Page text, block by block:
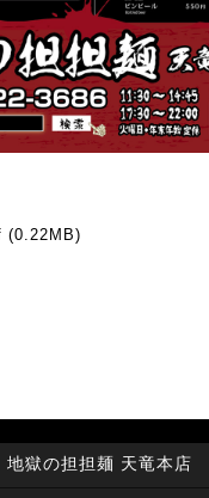
(0.22MB)
地獄の担担麺 天竜本店